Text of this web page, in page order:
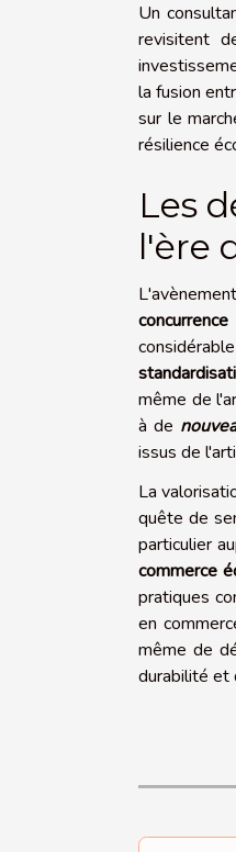
Un
revisitent
la fusion
sur le
résilience
Les
l'ère
même de
à de
issus de
La
quête de
particulier
commerce
pratiques
en
même de
durabilité et